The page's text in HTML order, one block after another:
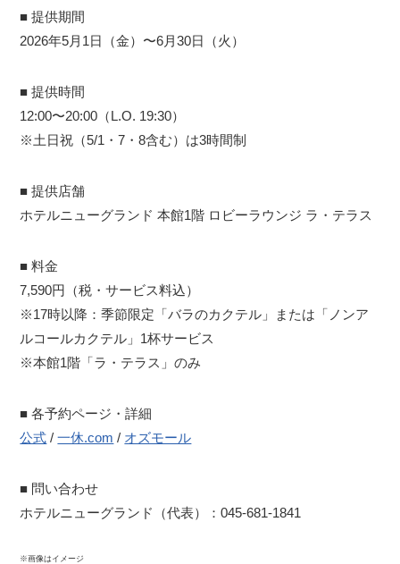
■ 提供期間
2026年5月1日（金）〜6月30日（火）
■ 提供時間
12:00〜20:00（L.O. 19:30）
※土日祝（5/1・7・8含む）は3時間制
■ 提供店舗
ホテルニューグランド 本館1階 ロビーラウンジ ラ・テラス
■ 料金
7,590円（税・サービス料込）
※17時以降：季節限定「バラのカクテル」または「ノンア
ルコールカクテル」1杯サービス
※本館1階「ラ・テラス」のみ
■ 各予約ページ・詳細
公式 /一休.com / オズモール
■ 問い合わせ
ホテルニューグランド（代表）：045-681-1841
※画像はイメージ